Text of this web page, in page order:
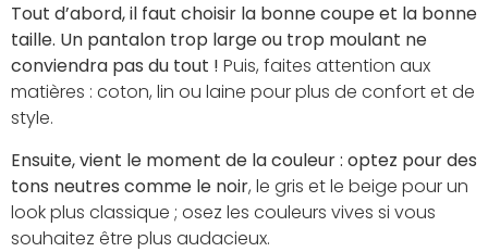
Tout d’abord, il faut choisir la bonne coupe et la bonne
taille. Un pantalon trop large ou trop moulant ne
conviendra pas du tout ! Puis, faites attention aux
matières : coton, lin ou laine pour plus de confort et de
style.
Ensuite, vient le moment de la couleur : optez pour des
tons neutres comme le noir, le gris et le beige pour un
look plus classique ; osez les couleurs vives si vous
souhaitez être plus audacieux.